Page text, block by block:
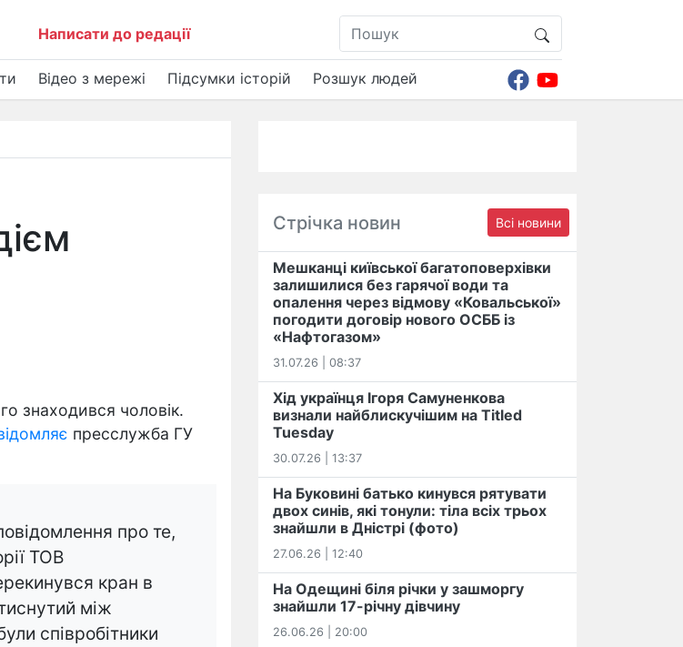
Написати до редації
Відео з мережі Підсумки історій Розшук людей
знаходився чоловік.
пресслужба ГУ
про те,
ТОВ
кран в
між
співробітники
Стрічка новин Всі новини
Мешканці київської багатоповерхівки
залишилися без гарячої води та
опалення через відмову «Ковальської»
погодити договір нового ОСББ із
«Нафтогазом»
31.07.26 | 08:37
Хід українця Ігоря Самуненкова
визнали найблискучішим на Titled
Tuesday
30.07.26 | 13:37
На Буковині батько кинувся рятувати
двох синів, які тонули: тіла всіх трьох
знайшли в Дністрі (фото)
27.06.26 | 12:40
На Одещині біля річки у зашморгу
знайшли 17-річну дівчину
26.06.26 | 20:00